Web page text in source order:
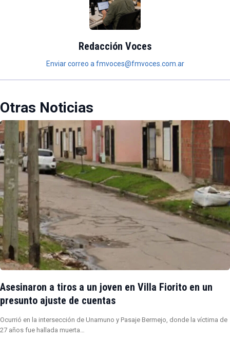
Redacción Voces
Enviar correo a fmvoces@fmvoces.com.ar
Otras Noticias
Asesinaron a tiros a un joven en Villa Fiorito en un
presunto ajuste de cuentas
Ocurrió en la intersección de Unamuno y Pasaje Bermejo, donde la víctima de
27 años fue hallada muerta…